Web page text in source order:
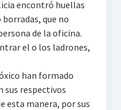
encontró huellas
que no
de la oficina.
el o los ladrones,
han formado
sus respectivos
esta manera, por sus